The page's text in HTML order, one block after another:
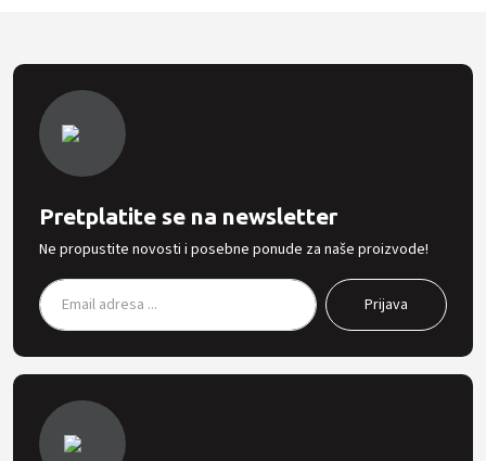
Pretplatite se na newsletter
Ne propustite novosti i posebne ponude za naše proizvode!